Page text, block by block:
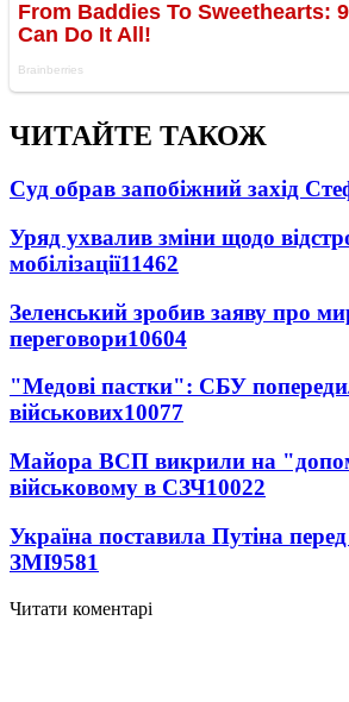
ЧИТАЙТЕ ТАКОЖ
Суд обрав запобіжний захід
Уряд ухвалив зміни щодо
мобілізації11462
Зеленський зробив заяву про
переговори10604
"Медові пастки": СБУ
військових10077
Майора ВСП викрили на
військовому в СЗЧ10022
Україна поставила Путіна
ЗМІ9581
Читати коментарі